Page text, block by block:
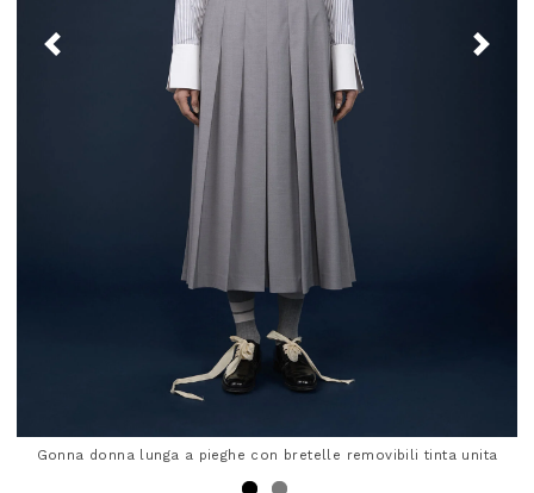
Gonna donna lunga a pieghe con bretelle removibili tinta unita